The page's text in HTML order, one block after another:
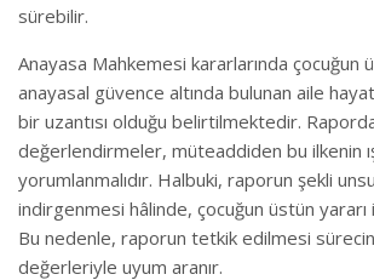
sürebilir.
Anayasa Mahkemesi kararlarında çocuğun
anayasal güvence altında bulunan aile
bir uzantısı olduğu belirtilmektedir.
değerlendirmeler, müteaddiden bu ilkenin
yorumlanmalıdır. Halbuki, raporun şekli
indirgenmesi hâlinde, çocuğun üstün
Bu nedenle, raporun tetkik edilmesi
değerleriyle uyum aranır.